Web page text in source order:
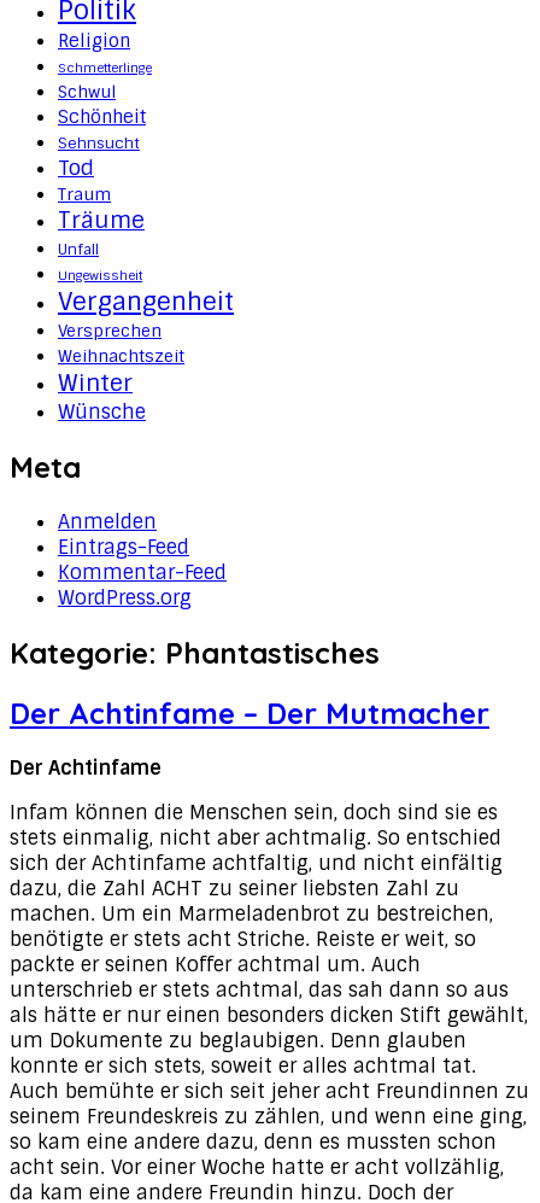
Politik
Religion
Schmetterlinge
Schwul
Schönheit
Sehnsucht
Tod
Traum
Träume
Unfall
Ungewissheit
Vergangenheit
Versprechen
Weihnachtszeit
Winter
Wünsche
Meta
Anmelden
Eintrags-Feed
Kommentar-Feed
WordPress.org
Kategorie: Phantastisches
Der Achtinfame – Der Mutmacher
Der Achtinfame
Infam können die Menschen sein, doch sind sie es
stets einmalig, nicht aber achtmalig. So entschied
sich der Achtinfame achtfaltig, und nicht einfältig
dazu, die Zahl ACHT zu seiner liebsten Zahl zu
machen. Um ein Marmeladenbrot zu bestreichen,
benötigte er stets acht Striche. Reiste er weit, so
packte er seinen Koffer achtmal um. Auch
unterschrieb er stets achtmal, das sah dann so aus
als hätte er nur einen besonders dicken Stift gewählt,
um Dokumente zu beglaubigen. Denn glauben
konnte er sich stets, soweit er alles achtmal tat.
Auch bemühte er sich seit jeher acht Freundinnen zu
seinem Freundeskreis zu zählen, und wenn eine ging,
so kam eine andere dazu, denn es mussten schon
acht sein. Vor einer Woche hatte er acht vollzählig,
da kam eine andere Freundin hinzu. Doch der